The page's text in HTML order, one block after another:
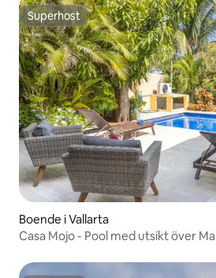
Superhost
Superhost
Boende i Vallarta
Casa Mojo - Pool med utsikt över